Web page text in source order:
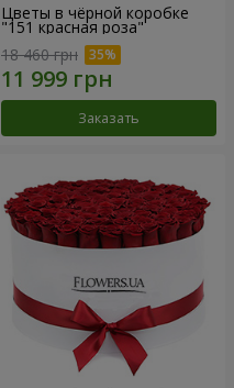
Цветы в чёрной коробке
"151 красная роза"
18 460 грн
Заказать